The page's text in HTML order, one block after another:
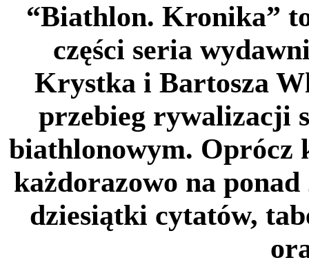
“Biathlon. Kronika”
części seria
Krystka i Bartosza
przebieg rywalizacji
biathlonowym. Oprócz
każdorazowo na
dziesiątki cytatów,